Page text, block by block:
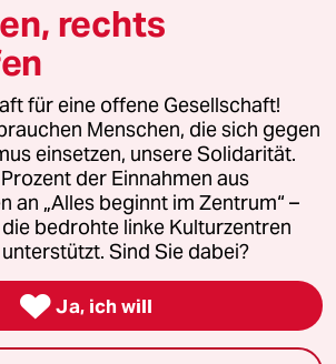
Vertriebs GmbH
Bei rechtlichen Fragen oder für Genehmigungen
lizenzen@taz.de
Kommune-Richtlinien
Datenschutz Impressum AGB
widerrufen (Ads)
rechts
für eine offene Gesellschaft!
Menschen, die sich gegen
einsetzen, unsere Solidarität.
der Einnahmen aus
an „Alles beginnt im Zentrum“ –
bedrohte linke Kulturzentren
Sind Sie dabei?
 Ja, ich will